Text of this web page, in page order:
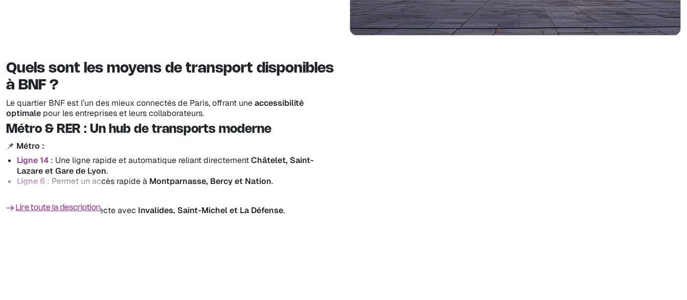
Quels sont les moyens de transport disponibles
à BNF ?
Le quartier BNF est l’un des mieux connectés de Paris, offrant uneaccessibilité
optimale pour les entreprises et leurs collaborateurs.
Métro & RER : Un hub de transports moderne
📌 Métro :
Ligne 14: Une ligne rapide et automatique reliant directementChâtelet, Saint-
Lazare et Gare de Lyon.
Ligne 6: Permet un accès rapide à Montparnasse, Bercy et Nation.
RER C: Connexion directe avec Invalides, Saint-Michel et La Défense.
Lire toute la description